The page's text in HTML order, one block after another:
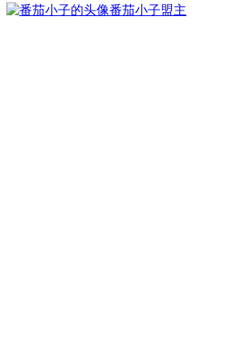
番茄小子盟主